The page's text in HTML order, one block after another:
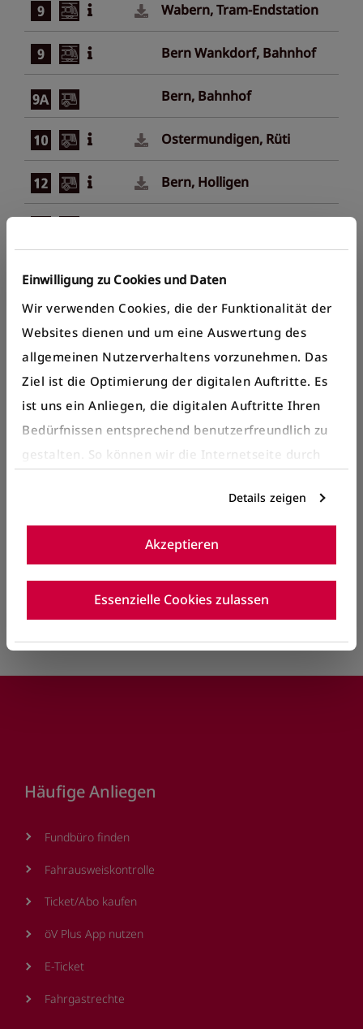
Einwilligung zu Cookies und Daten
Wir verwenden Cookies, die der Funktionalität der
Websites dienen und um eine Auswertung des
allgemeinen Nutzerverhaltens vorzunehmen. Das
Ziel ist die Optimierung der digitalen Auftritte. Es
ist uns ein Anliegen, die digitalen Auftritte Ihren
Bedürfnissen entsprechend benutzerfreundlich zu
gestalten. So können wir die Internetseite durch
Internetseite, die für Sie interessant sein können,
optimieren.
Details entnehmen Sie bitte unserer
Details zeigen
Akzeptieren
Essenzielle Cookies zulassen
Wabern, Tram-Endstation
Bern Wankdorf, Bahnhof
Bern, Bahnhof
Ostermundigen, Rüti
Bern, Holligen
Bern, Bahnhof
Köniz, Weiermatt
Bern, Bahnhof
Bern, Elfenau
Häufige Anliegen
Fundbüro finden
Fahrausweiskontrolle
Ticket/Abo kaufen
öV Plus App nutzen
E-Ticket
Fahrgastrechte